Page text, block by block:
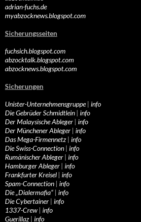
adrian-fuchs.de
myabzocknews.blogspot.com
Sicherungsseiten
fuchsich.blogspot.com
abzocktalk.blogspot.com
abzocknews.blogspot.com
Sicherungen
Unister-Unternehmensgruppe| info
Die Gebrüder Schmidtlein | info
Der Malaysische Ableger | info
Der Münchener Ableger | info
Das Mega-Firmennetz | info
Die Swiss-Connection | info
Rumänischer Ableger | info
Hamburger Ableger | info
Frankfurter Kreisel | info
Spam-Connection | info
Die „Dialermafia“ | info
Die Cybertainer | info
1337-Crew | info
Guerillaz | info